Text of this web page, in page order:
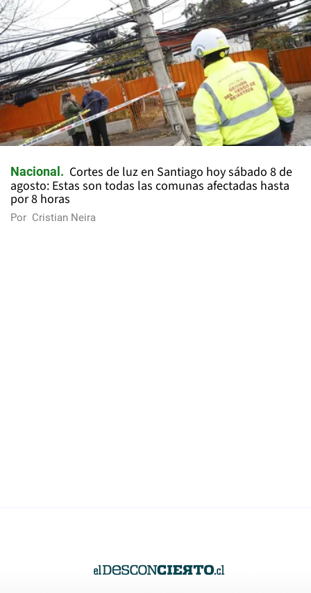
Nacional
Cortes de luz en Santiago hoy sábado 8 de
agosto: Estas son todas las comunas afectadas hasta
por 8 horas
Por Cristian Neira